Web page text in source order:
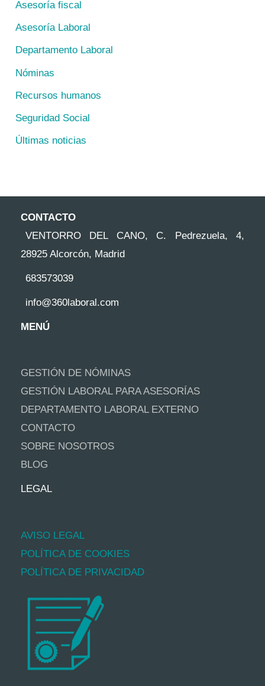
Asesoría fiscal
Asesoría Laboral
Departamento Laboral
Nóminas
Recursos humanos
Seguridad Social
Últimas noticias
CONTACTO
VENTORRO DEL CANO, C. Pedrezuela, 4,
28925 Alcorcón, Madrid
683573039
info@360laboral.com
MENÚ
GESTIÓN DE NÓMINAS
GESTIÓN LABORAL PARA ASESORÍAS
DEPARTAMENTO LABORAL EXTERNO
CONTACTO
SOBRE NOSOTROS
BLOG
LEGAL
AVISO LEGAL
POLÍTICA DE COOKIES
POLÍTICA DE PRIVACIDAD